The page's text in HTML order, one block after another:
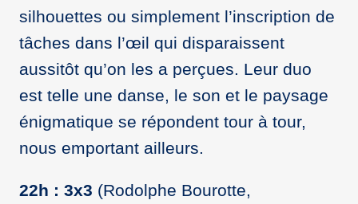
silhouettes ou simplement l’inscription de
tâches dans l’œil qui disparaissent
aussitôt qu’on les a perçues. Leur duo
est telle une danse, le son et le paysage
énigmatique se répondent tour à tour,
nous emportant ailleurs.
22h : 3x3 (Rodolphe Bourotte,